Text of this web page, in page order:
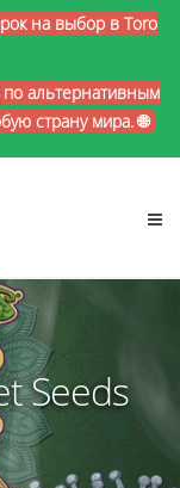
на выбор в Toro
альтернативным
страну мира. 🌐
Seeds